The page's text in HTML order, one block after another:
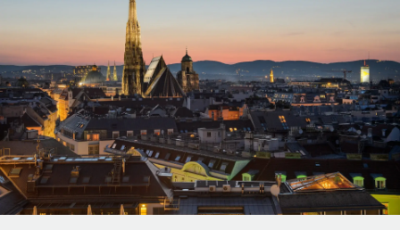
複雑な雇用関連業務を外部委託
インフラ
Remote統合
人事機能をワークフローにシームレスに統合する
プラットフォーム
チームのための人事の基本機能を内蔵
接続 新しい
スタートアップ
成長中の企業向けのアジャイルなグローバルHR・給与処理ソ
リューション
ミッドマーケット
カスタマイズされた人事ソリューションでチームを拡大する
企業
大企業向けのグローバルHR
ドを確認する
REMOTEで学習
リサーチおよびガイド
活用事例
HR用語集
チェックリストおよびテンプレート
Français
Deutsch
Español
Italiano
Português (Portugal)